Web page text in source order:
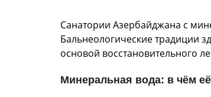
Санатории Азербайджана с
Бальнеологические традиции
основой восстановительного
Минеральная вода: в чём